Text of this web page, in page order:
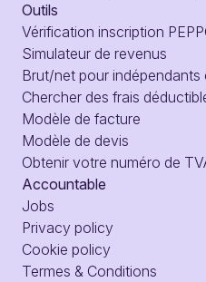
Outils
Vérification inscription
Simulateur de revenus
Brut/net pour indépendants
Chercher des frais
Modèle de facture
Modèle de devis
Obtenir votre numéro de
Accountable
Jobs
Privacy policy
Cookie policy
Termes & Conditions